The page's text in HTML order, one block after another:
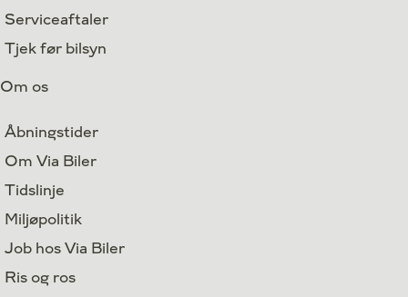
Serviceaftaler
Tjek før bilsyn
Om os
Åbningstider
Om Via Biler
Tidslinje
Miljøpolitik
Job hos Via Biler
Ris og ros